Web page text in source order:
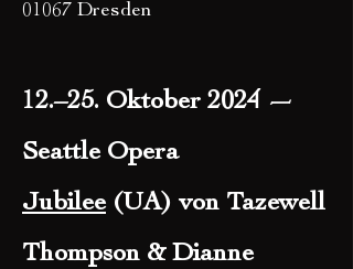
01067 Dresden
12.–25. Oktober 2024 —
Seattle Opera
Jubilee (UA) von Tazewell
Thompson & Dianne